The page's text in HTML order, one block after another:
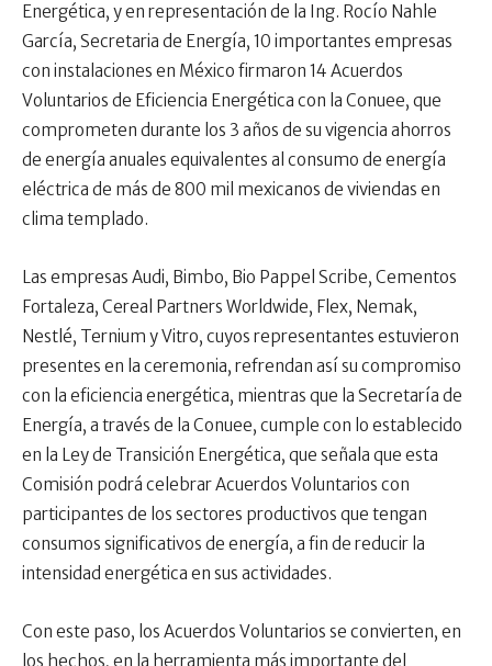
Energética, y en representación de la Ing. Rocío Nahle
García, Secretaria de Energía, 10 importantes empresas
con instalaciones en México firmaron 14 Acuerdos
Voluntarios de Eficiencia Energética con la Conuee, que
comprometen durante los 3 años de su vigencia ahorros
de energía anuales equivalentes al consumo de energía
eléctrica de más de 800 mil mexicanos de viviendas en
clima templado.
Las empresas Audi, Bimbo, Bio Pappel Scribe, Cementos
Fortaleza, Cereal Partners Worldwide, Flex, Nemak,
Nestlé, Ternium y Vitro, cuyos representantes estuvieron
presentes en la ceremonia, refrendan así su compromiso
con la eficiencia energética, mientras que la Secretaría de
Energía, a través de la Conuee, cumple con lo establecido
en la Ley de Transición Energética, que señala que esta
Comisión podrá celebrar Acuerdos Voluntarios con
participantes de los sectores productivos que tengan
consumos significativos de energía, a fin de reducir la
intensidad energética en sus actividades.
Con este paso, los Acuerdos Voluntarios se convierten, en
los hechos, en la herramienta más importante del